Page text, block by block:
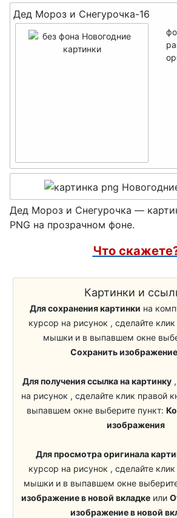
Монстры-3Д
Монстры-чудики
Домовой
Огородное пугало
Стекломойщики
Кузнец
Сапожники
Медики, Врачи
Уборщик, Клинер
Трудоголик
Художник
Бойцы
Дед Мороз и Снегурочка-16
Дед Мороз и Снегурочка —
PNG на прозрачном фоне.
Что
Картинки и
Для сохранения картинки на
курсор на рисунок , сделайте
мышки и в выпавшем окне
Сохранить
Для получения ссылка на картинку,
на рисунок , сделайте клик правой
выпавшем окне выберите пункт:
изображения
Для просмотра оригинала
курсор на рисунок , сделайте
мышки и в выпавшем окне
изображение в новой вкладкеили
изображение в новой